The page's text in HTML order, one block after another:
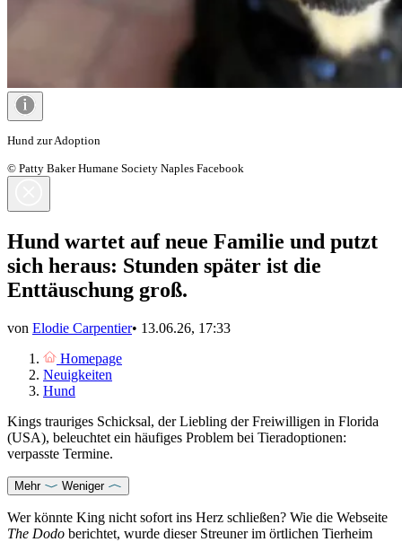
Hund zur Adoption
© Patty Baker Humane Society Naples Facebook
Hund wartet auf neue Familie und putzt
sich heraus: Stunden später ist die
Enttäuschung groß.
von Elodie Carpentier• 13.06.26, 17:33
Homepage
Neuigkeiten
Hund
Kings trauriges Schicksal, der Liebling der Freiwilligen in Florida
(USA), beleuchtet ein häufiges Problem bei Tieradoptionen:
verpasste Termine.
Mehr Weniger
Wer könnte King nicht sofort ins Herz schließen? Wie die Webseite
The Dodo berichtet, wurde dieser Streuner im örtlichen Tierheim